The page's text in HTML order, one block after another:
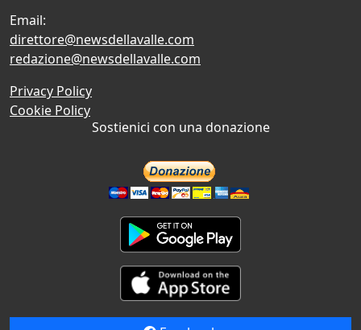
Email:
direttore@newsdellavalle.com
redazione@newsdellavalle.com
Privacy Policy
Cookie Policy
Sostienici con una donazione